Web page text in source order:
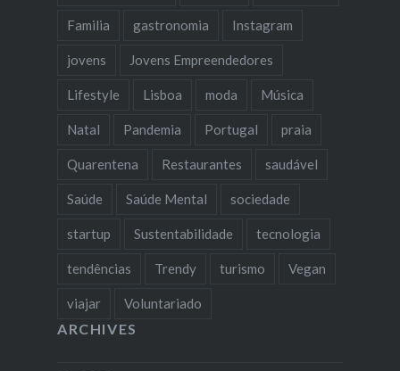
Familia gastronomia Instagram
jovens Jovens Empreendedores
Lifestyle Lisboa moda Música
Natal Pandemia Portugal praia
Quarentena Restaurantes saudável
Saúde Saúde Mental sociedade
startup Sustentabilidade tecnologia
tendências Trendy turismo Vegan
viajar Voluntariado
ARCHIVES